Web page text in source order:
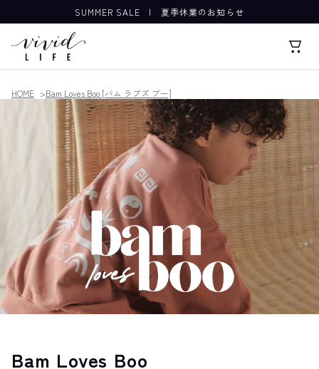
SUMMER SALE |夏季休業のお知らせ
HOME Bam Loves Boo [バム ラブズ ブー]
Bam Loves Boo